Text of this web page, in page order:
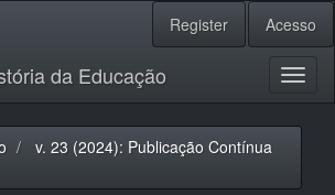
Register Acesso
da Educação
v. 23 (2024): Publicação Contínua